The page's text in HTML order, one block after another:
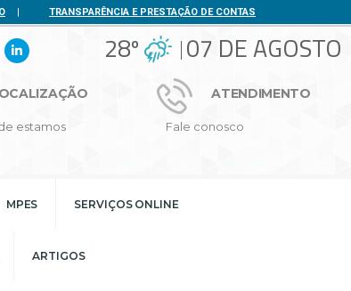
| TRANSPARÊNCIA E PRESTAÇÃO DE CONTAS
28º 07 DE AGOSTO
estamos
ATENDIMENTO
Fale conosco
MPES SERVIÇOS ONLINE
ARTIGOS